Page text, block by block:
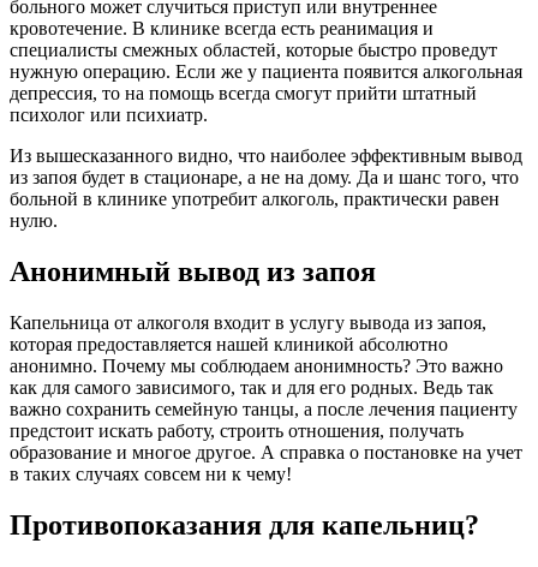
больного может случиться приступ или внутреннее
кровотечение. В клинике всегда есть реанимация и
специалисты смежных областей, которые быстро проведут
нужную операцию. Если же у пациента появится алкогольная
депрессия, то на помощь всегда смогут прийти штатный
психолог или психиатр.
Из вышесказанного видно, что наиболее эффективным вывод
из запоя будет в стационаре, а не на дому. Да и шанс того, что
больной в клинике употребит алкоголь, практически равен
нулю.
Анонимный вывод из запоя
Капельница от алкоголя входит в услугу вывода из запоя,
которая предоставляется нашей клиникой абсолютно
анонимно. Почему мы соблюдаем анонимность? Это важно
как для самого зависимого, так и для его родных. Ведь так
важно сохранить семейную танцы, а после лечения пациенту
предстоит искать работу, строить отношения, получать
образование и многое другое. А справка о постановке на учет
в таких случаях совсем ни к чему!
Противопоказания для капельниц?